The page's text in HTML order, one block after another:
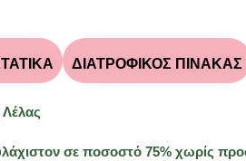
ΔΙΑΤΡΟΦΙΚΟΣ ΠΙΝΑΚΑΣ
σε ποσοστό 75% χωρίς